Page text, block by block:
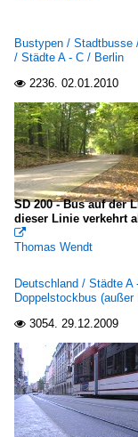
Bustypen / Stadtbusse
/ Städte A - C / Berlin
 2236. 02.01.2010
SD 200 - Bus auf der
dieser Linie verkehrt

Thomas Wendt
Deutschland / Städte A
Doppelstockbus (außer
 3054. 29.12.2009